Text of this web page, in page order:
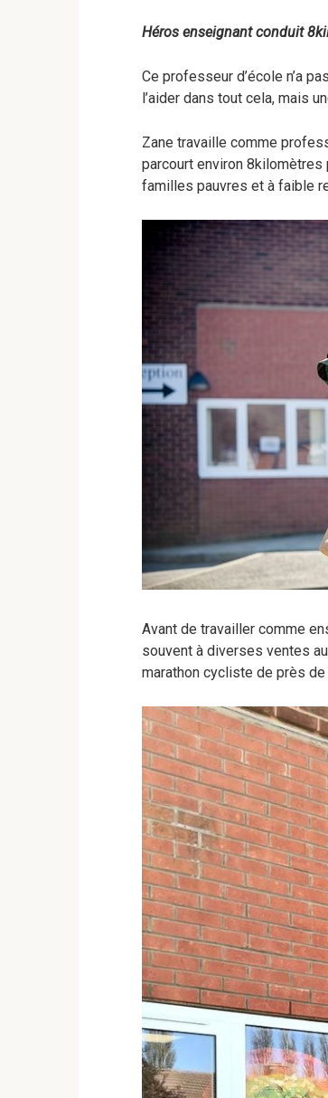
Héros enseignant conduit
Ce professeur d’école n’a
l’aider dans tout cela, mais
Zane travaille comme
parcourt environ
familles pauvres et à faible
Avant de travailler comme
souvent à diverses ventes
marathon cycliste de près